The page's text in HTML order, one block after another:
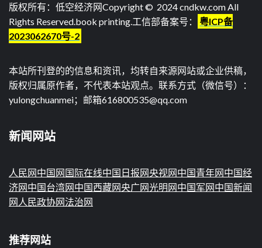
版权所有：低空经济网Copyright © 2024 cndkw.com All
Rights Reserved. book printing .工信部备案号：
粤ICP备
2023062670号-2
本站所刊登的的信息和资讯，均转自来源网站或企业供稿，
版权归属原作者，不代表本站观点。联系方式（微信号）：
yulongchuanmei；邮箱616800535@qq.com
新闻网站
人民网中国网国际在线中国日报网央视网中国青年网中国经
济网中国台湾网中国西藏网央广网光明网中国军网中国新闻
网 人民政协网法治网
推荐网站